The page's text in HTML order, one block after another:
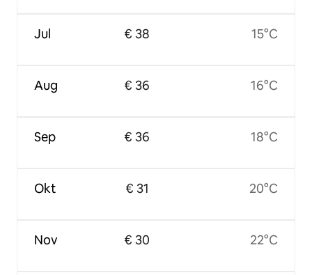
Jul
Aug
Sep
Okt
Nov
€ 38
€ 36
€ 36
€ 31
€ 30
15°C
16°C
18°C
20°C
22°C